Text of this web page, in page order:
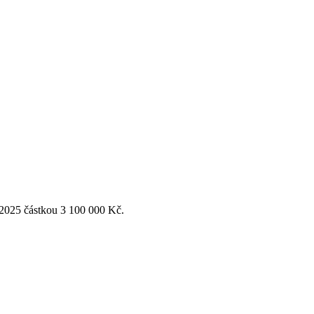
částkou 3 100 000 Kč.